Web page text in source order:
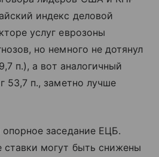
индекс деловой
услуг еврозоны
но немного не дотянул
п.), а вот аналогичный
53,7 п., заметно лучше
опорное заседание ЕЦБ.
ставки могут быть снижены